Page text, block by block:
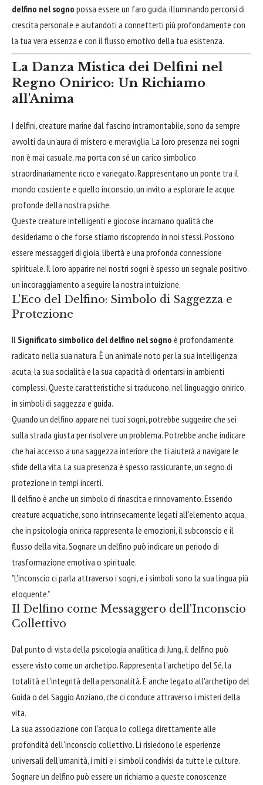
delfino nel sogno possa essere un faro guida, illuminando percorsi di
crescita personale e aiutandoti a connetterti più profondamente con
la tua vera essenza e con il flusso emotivo della tua esistenza.
La Danza Mistica dei Delfini nel
Regno Onirico: Un Richiamo
all'Anima
I delfini, creature marine dal fascino intramontabile, sono da sempre
avvolti da un'aura di mistero e meraviglia. La loro presenza nei sogni
non è mai casuale, ma porta con sé un carico simbolico
straordinariamente ricco e variegato. Rappresentano un ponte tra il
mondo cosciente e quello inconscio, un invito a esplorare le acque
profonde della nostra psiche.
Queste creature intelligenti e giocose incarnano qualità che
desideriamo o che forse stiamo riscoprendo in noi stessi. Possono
essere messaggeri di gioia, libertà e una profonda connessione
spirituale. Il loro apparire nei nostri sogni è spesso un segnale positivo,
un incoraggiamento a seguire la nostra intuizione.
L'Eco del Delfino: Simbolo di Saggezza e
Protezione
Il Significato simbolico del delfino nel sogno è profondamente
radicato nella sua natura. È un animale noto per la sua intelligenza
acuta, la sua socialità e la sua capacità di orientarsi in ambienti
complessi. Queste caratteristiche si traducono, nel linguaggio onirico,
in simboli di saggezza e guida.
Quando un delfino appare nei tuoi sogni, potrebbe suggerire che sei
sulla strada giusta per risolvere un problema. Potrebbe anche indicare
che hai accesso a una saggezza interiore che ti aiuterà a navigare le
sfide della vita. La sua presenza è spesso rassicurante, un segno di
protezione in tempi incerti.
Il delfino è anche un simbolo di rinascita e rinnovamento. Essendo
creature acquatiche, sono intrinsecamente legati all'elemento acqua,
che in psicologia onirica rappresenta le emozioni, il subconscio e il
flusso della vita. Sognare un delfino può indicare un periodo di
trasformazione emotiva o spirituale.
"L'inconscio ci parla attraverso i sogni, e i simboli sono la sua lingua più
eloquente."
Il Delfino come Messaggero dell'Inconscio
Collettivo
Dal punto di vista della psicologia analitica di Jung, il delfino può
essere visto come un archetipo. Rappresenta l'archetipo del Sé, la
totalità e l'integrità della personalità. È anche legato all'archetipo del
Guida o del Saggio Anziano, che ci conduce attraverso i misteri della
vita.
La sua associazione con l'acqua lo collega direttamente alle
profondità dell'inconscio collettivo. Lì risiedono le esperienze
universali dell'umanità, i miti e i simboli condivisi da tutte le culture.
Sognare un delfino può essere un richiamo a queste conoscenze